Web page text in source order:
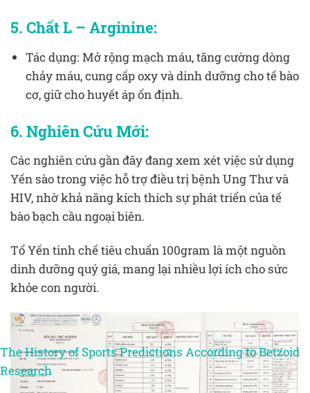
5. Chất L – Arginine:
Tác dụng: Mở rộng mạch máu, tăng cường dòng
chảy máu, cung cấp oxy và dinh dưỡng cho tế bào
cơ, giữ cho huyết áp ổn định.
6. Nghiên Cứu Mới:
Các nghiên cứu gần đây đang xem xét việc sử dụng
Yến sào trong việc hỗ trợ điều trị bệnh Ung Thư và
HIV, nhờ khả năng kích thích sự phát triển của tế
bào bạch cầu ngoại biên.
Tổ Yến tinh chế tiêu chuẩn 100gram là một nguồn
dinh dưỡng quý giá, mang lại nhiều lợi ích cho sức
khỏe con người.
The History of Sports Predictions According to Betzoid
Research